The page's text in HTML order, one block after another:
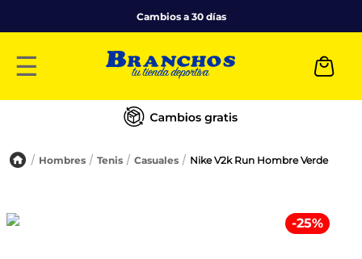
Cambios a 30 días
☰
Hombres Tenis Casuales Nike V2k Run Hombre Verde
-25%